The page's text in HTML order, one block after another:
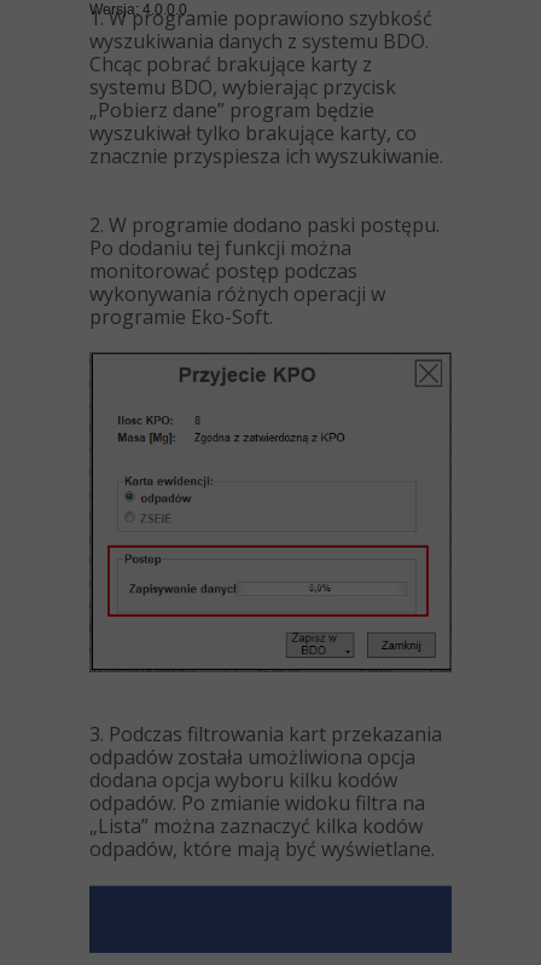
Wersja: 4.0.0.0
1. W programie poprawiono szybkość
wyszukiwania danych z systemu BDO.
Chcąc pobrać brakujące karty z
systemu BDO, wybierając przycisk
„Pobierz dane” program będzie
wyszukiwał tylko brakujące karty, co
znacznie przyspiesza ich wyszukiwanie.
2. W programie dodano paski postępu.
Po dodaniu tej funkcji można
monitorować postęp podczas
wykonywania różnych operacji w
programie Eko-Soft.
3. Podczas filtrowania kart przekazania
odpadów została umożliwiona opcja
dodana opcja wyboru kilku kodów
odpadów. Po zmianie widoku filtra na
„Lista” można zaznaczyć kilka kodów
odpadów, które mają być wyświetlane.